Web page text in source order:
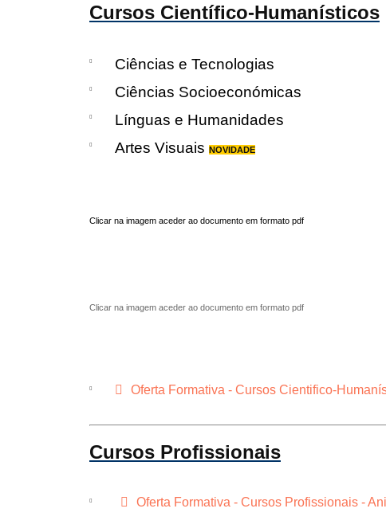
Cursos Científico-Humanísticos
Ciências e Tecnologias
Ciências Socioeconómicas
Línguas e Humanidades
Artes Visuais NOVIDADE
Clicar na imagem aceder ao documento em formato pdf
Clicar na imagem aceder ao documento em formato pdf
p
Oferta Formativa - Cursos Cientifico-
Cursos Profissionais
p
Oferta Formativa - Cursos Profissionais -